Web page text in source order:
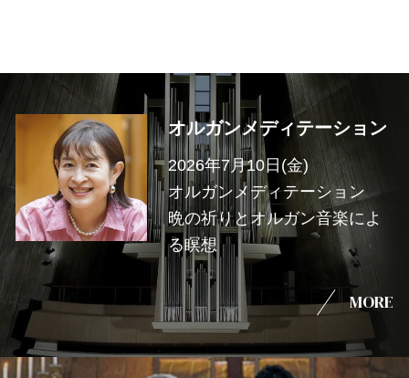
オルガンメディテーション
2026年7月10日(金)
オルガンメディテーション
晩の祈りとオルガン音楽によ
る瞑想
MORE